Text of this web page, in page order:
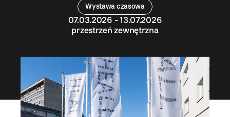
Wystawa czasowa
07.03.2026 - 13.07.2026
przestrzeń zewnętrzna